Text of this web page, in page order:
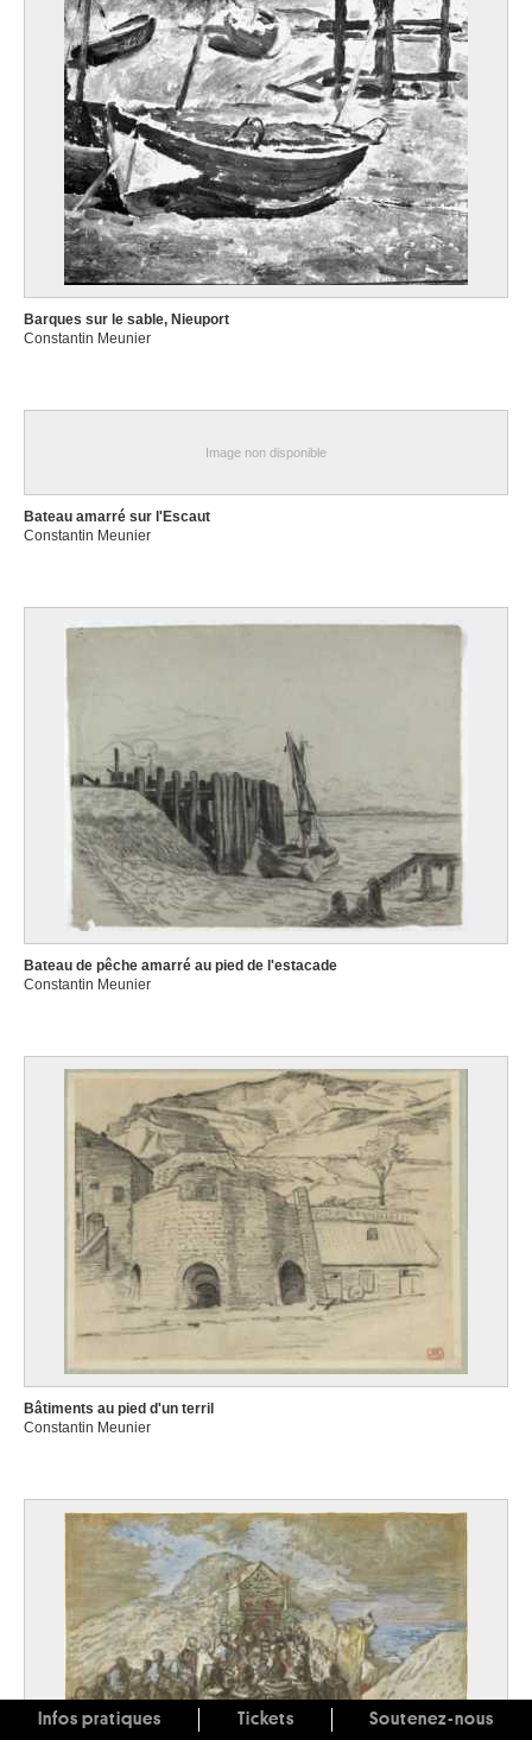
Barques sur le sable, Nieuport
Constantin Meunier
Image non disponible
Bateau amarré sur l'Escaut
Constantin Meunier
Bateau de pêche amarré au pied de l'estacade
Constantin Meunier
Bâtiments au pied d'un terril
Constantin Meunier
Infos pratiques Tickets Soutenez-nous